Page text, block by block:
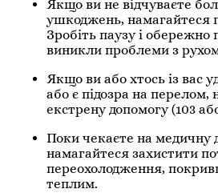
Якщо ви не відчуваєте
ушкоджень, намагайтеся
Зробіть паузу і обережно
виникли проблеми з
Якщо ви або хтось із вас
або є підозра на перелом,
екстрену допомогу (103
Поки чекаєте на медичну
намагайтеся захистити
переохолодження,
теплим.